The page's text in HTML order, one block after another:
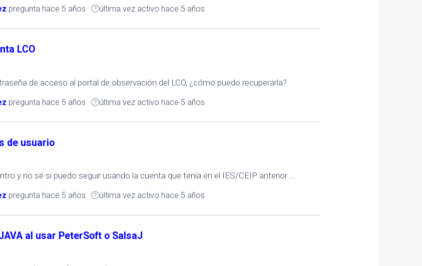
pregunta hace 5 años última vez activo hace 5 años
LCO
de acceso al portal de observación del LCO, ¿cómo puedo recuperarla?
pregunta hace 5 años última vez activo hace 5 años
de usuario
y no sé si puedo seguir usando la cuenta que tenía en el IES/CEIP anterior ...
pregunta hace 5 años última vez activo hace 5 años
al usar PeterSoft o SalsaJ